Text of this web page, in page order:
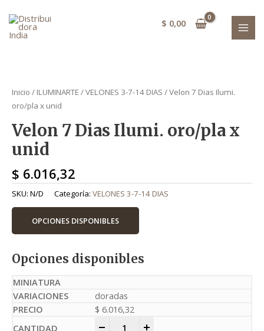
contenido
$ 0,00
Inicio / ILUMINARTE /VELONES 3-7-14 DIAS / Velon 7 Dias Ilumi.
oro/pla x unid
Velon 7 Dias Ilumi. oro/pla x
unid
$ 6.016,32
SKU: N/D Categoría: VELONES 3-7-14 DIAS
OPCIONES DISPONIBLES
Opciones disponibles
doradas
$ 6.016,32